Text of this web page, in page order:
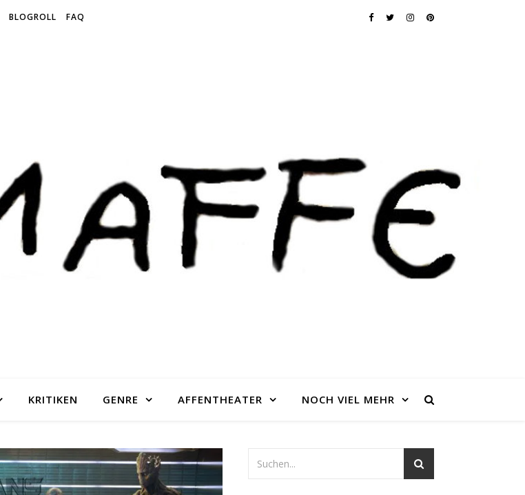
BLOGROLL FAQ
KRITIKEN GENRE AFFENTHEATER NOCH VIEL MEHR